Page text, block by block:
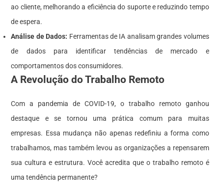
ao cliente, melhorando a eficiência do suporte e reduzindo tempo
de espera.
Análise de Dados: Ferramentas de IA analisam grandes volumes
de dados para identificar tendências de mercado e
comportamentos dos consumidores.
A Revolução do Trabalho Remoto
Com a pandemia de COVID-19, o trabalho remoto ganhou
destaque e se tornou uma prática comum para muitas
empresas. Essa mudança não apenas redefiniu a forma como
trabalhamos, mas também levou as organizações a repensarem
sua cultura e estrutura. Você acredita que o trabalho remoto é
uma tendência permanente?